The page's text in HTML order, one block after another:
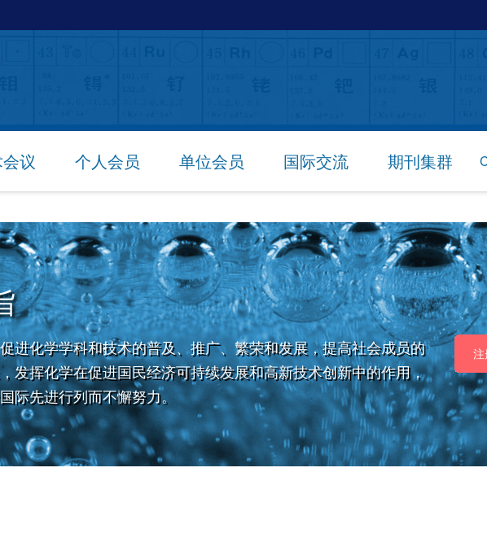
议 个人会员 单位会员 国际交流 期刊集群
进化学学科和技术的普及、推广、繁荣和发展，提高社会成员的
发挥化学在促进国民经济可持续发展和高新技术创新中的作用，
际先进行列而不懈努力。